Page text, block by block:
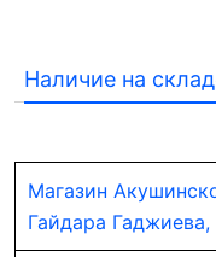
Наличие на
Магазин
Гайдара Гаджиева,